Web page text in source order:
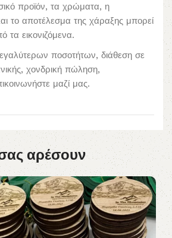
προϊόν, τα χρώματα, η
το αποτέλεσμα της χάραξης μπορεί
τα εικονιζόμενα.
ποσοτήτων, διάθεση σε
χονδρική πώληση,
μαζί μας.
αρέσουν